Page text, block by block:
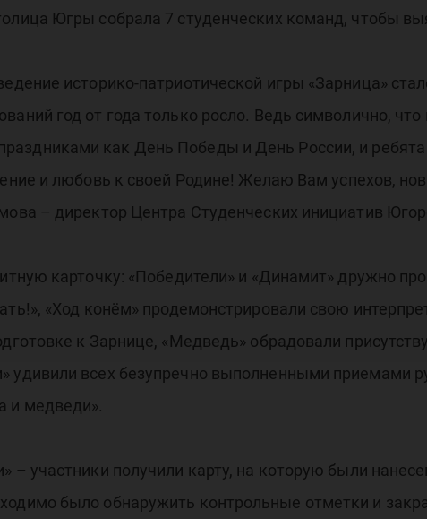
Югры собрала 7 студенческих команд, чтобы
историко-патриотической игры «Зарница»
год от года только росло. Ведь символично,
как День Победы и День России, и ребята
и любовь к своей Родине! Желаю Вам успехов,
– директор Центра Студенческих инициатив
карточку: «Победители» и «Динамит» дружно
«Ход конём» продемонстрировали свою
к Зарнице, «Медведь» обрадовали
всех безупречно выполненными приемами
и медведи».
– участники получили карту, на которую были
было обнаружить контрольные отметки и